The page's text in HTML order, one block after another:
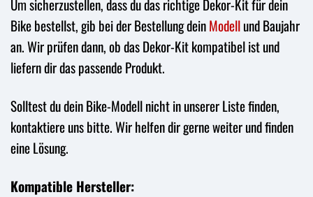
Um sicherzustellen, dass du das richtige Dekor-Kit für dein
Bike bestellst, gib bei der Bestellung deinModellund Baujahr
an. Wir prüfen dann, ob das Dekor-Kit kompatibel ist und
liefern dir das passende Produkt.
Solltest du dein Bike-Modell nicht in unserer Liste finden,
kontaktiere uns bitte. Wir helfen dir gerne weiter und finden
eine Lösung.
Kompatible Hersteller: